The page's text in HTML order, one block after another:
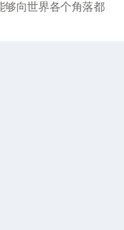
够向世界各个角落都